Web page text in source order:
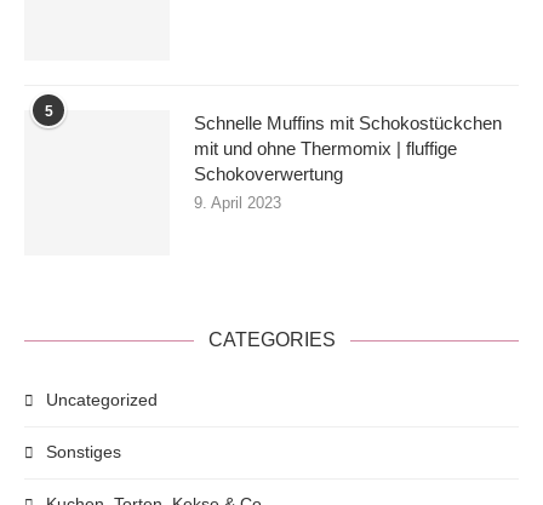
5
Schnelle Muffins mit Schokostückchen
mit und ohne Thermomix | fluffige
Schokoverwertung
9. April 2023
CATEGORIES
Uncategorized
Sonstiges